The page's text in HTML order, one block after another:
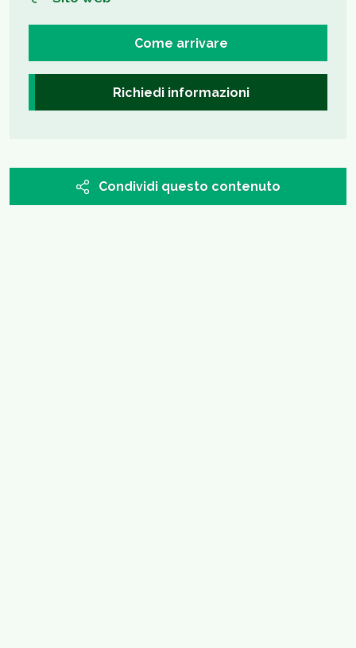
Come arrivare
Richiedi informazioni
Condividi questo contenuto